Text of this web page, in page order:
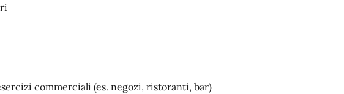
commerciali (es. negozi, ristoranti, bar)